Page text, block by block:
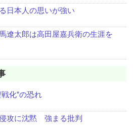
日本人の思いが強い
遼太郎は高田屋嘉兵衛の生涯を
化”の恐れ
攻に沈黙 強まる批判